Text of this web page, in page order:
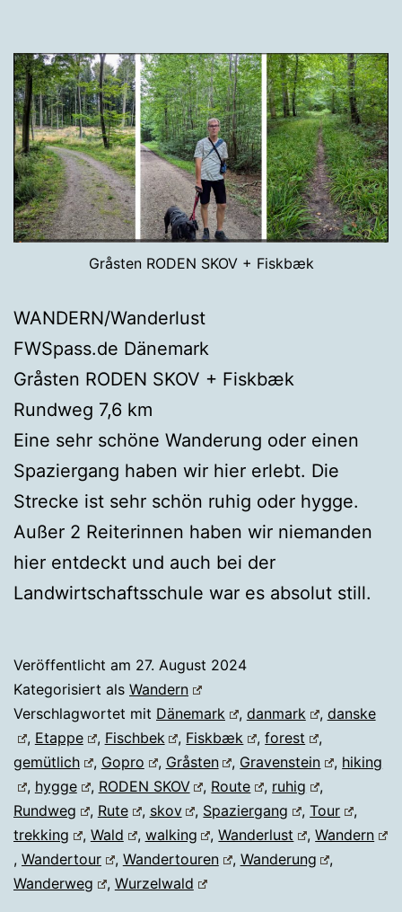
Gråsten RODEN SKOV + Fiskbæk
WANDERN/Wanderlust
FWSpass.de Dänemark
Gråsten RODEN SKOV + Fiskbæk
Rundweg 7,6 km
Eine sehr schöne Wanderung oder einen
Spaziergang haben wir hier erlebt. Die
Strecke ist sehr schön ruhig oder hygge.
Außer 2 Reiterinnen haben wir niemanden
hier entdeckt und auch bei der
Landwirtschaftsschule war es absolut still.
Veröffentlicht am 27. August 2024
Kategorisiert als Wandern
Verschlagwortet mit Dänemark , danmark , danske
, Etappe , Fischbek , Fiskbæk ,forest
,
gemütlich
, Gopro , Gråsten , Gravenstein , hiking
, hygge , RODEN SKOV , Route , ruhig
,
Rundweg
, Rute , skov , Spaziergang ,Tour
,
trekking
, Wald , walking ,Wanderlust ,Wandern
, Wandertour , Wandertouren , Wanderung
,
Wanderweg
, Wurzelwald